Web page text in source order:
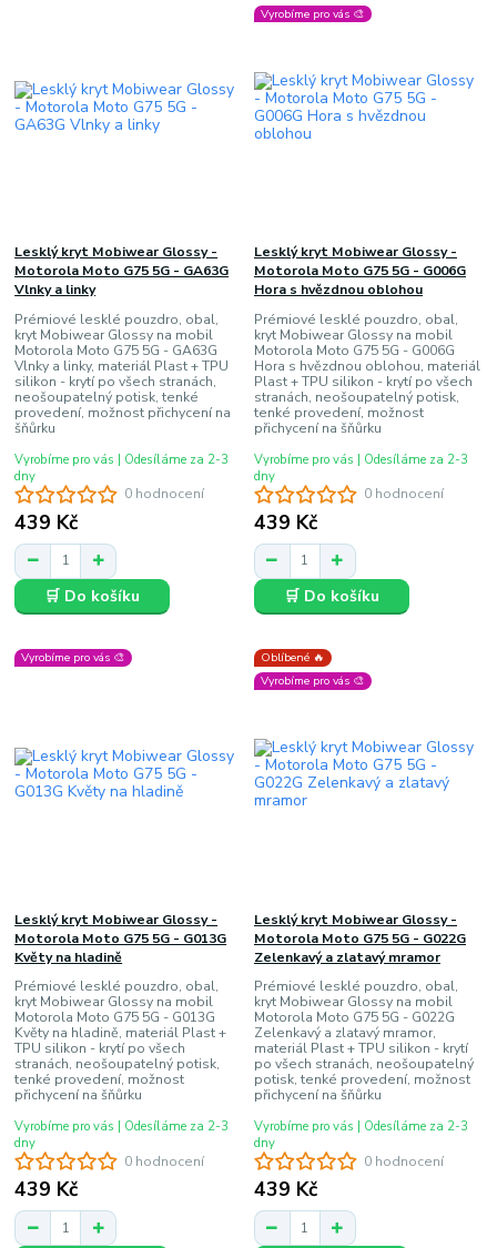
0 hodnocení
Lesklý kryt Mobiwear Glossy -
Motorola Moto G75 5G - GA63G
Vlnky a linky
Prémiové lesklé pouzdro, obal,
kryt Mobiwear Glossy na mobil
Motorola Moto G75 5G - GA63G
Vlnky a linky, materiál Plast + TPU
silikon - krytí po všech stranách,
neošoupatelný potisk, tenké
provedení, možnost přichycení na
šňůrku
439 Kč
Vyrobíme pro vás | Odesíláme za 2-3
dny
🛒 Do košíku
Vyrobíme pro vás 🎨
0 hodnocení
Lesklý kryt Mobiwear Glossy -
Motorola Moto G75 5G - G006G
Hora s hvězdnou oblohou
Prémiové lesklé pouzdro, obal,
kryt Mobiwear Glossy na mobil
Motorola Moto G75 5G - G006G
Hora s hvězdnou oblohou, materiál
Plast + TPU silikon - krytí po všech
stranách, neošoupatelný potisk,
tenké provedení, možnost
přichycení na šňůrku
439 Kč
Vyrobíme pro vás | Odesíláme za 2-3
dny
🛒 Do košíku
Vyrobíme pro vás 🎨
0 hodnocení
Lesklý kryt Mobiwear Glossy -
Motorola Moto G75 5G - G013G
Květy na hladině
Prémiové lesklé pouzdro, obal,
kryt Mobiwear Glossy na mobil
Motorola Moto G75 5G - G013G
Květy na hladině, materiál Plast +
TPU silikon - krytí po všech
stranách, neošoupatelný potisk,
tenké provedení, možnost
přichycení na šňůrku
439 Kč
Vyrobíme pro vás | Odesíláme za 2-3
dny
Oblíbené 🔥
Vyrobíme pro vás 🎨
0 hodnocení
Lesklý kryt Mobiwear Glossy -
Motorola Moto G75 5G - G022G
Zelenkavý a zlatavý mramor
Prémiové lesklé pouzdro, obal,
kryt Mobiwear Glossy na mobil
Motorola Moto G75 5G - G022G
Zelenkavý a zlatavý mramor,
materiál Plast + TPU silikon - krytí
po všech stranách, neošoupatelný
potisk, tenké provedení, možnost
přichycení na šňůrku
439 Kč
Vyrobíme pro vás | Odesíláme za 2-3
dny